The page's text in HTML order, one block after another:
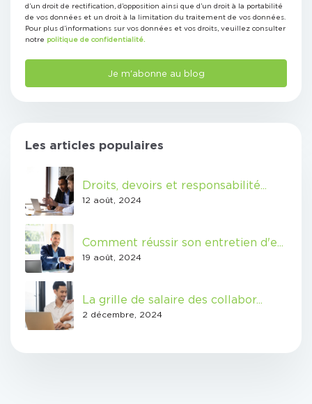
d’un droit de rectification, d’opposition ainsi que d’un droit à la portabilité
de vos données et un droit à la limitation du traitement de vos données.
Pour plus d’informations sur vos données et vos droits, veuillez consulter
notre politique de confidentialité.
Les articles populaires
Droits, devoirs et responsabilité...
12 août, 2024
Comment réussir son entretien d'e...
19 août, 2024
La grille de salaire des collabor...
2 décembre, 2024